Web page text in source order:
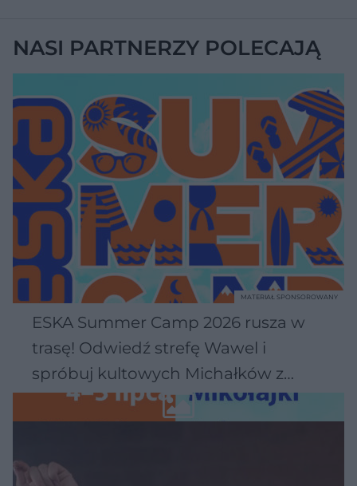
NASI PARTNERZY POLECAJĄ
ESKA Summer Camp 2026 rusza w
trasę! Odwiedź strefę Wawel i
spróbuj kultowych Michałków z
Wawelu
MATERIAŁ SPONSOROWANY